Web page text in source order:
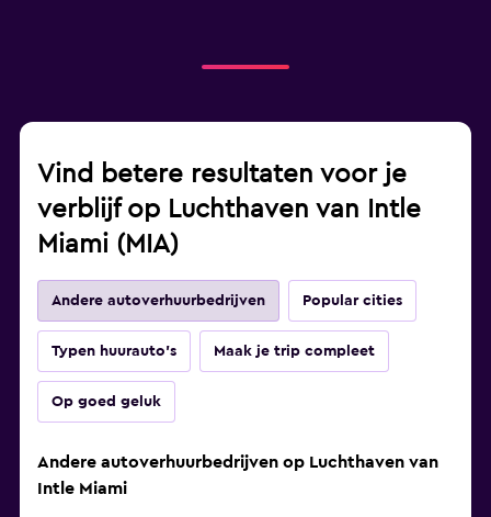
Vind betere resultaten voor je
verblijf op Luchthaven van Intle
Miami (MIA)
Andere autoverhuurbedrijven Popular cities
Typen huurauto's Maak je trip compleet
Op goed geluk
Andere autoverhuurbedrijven op Luchthaven van
Intle Miami